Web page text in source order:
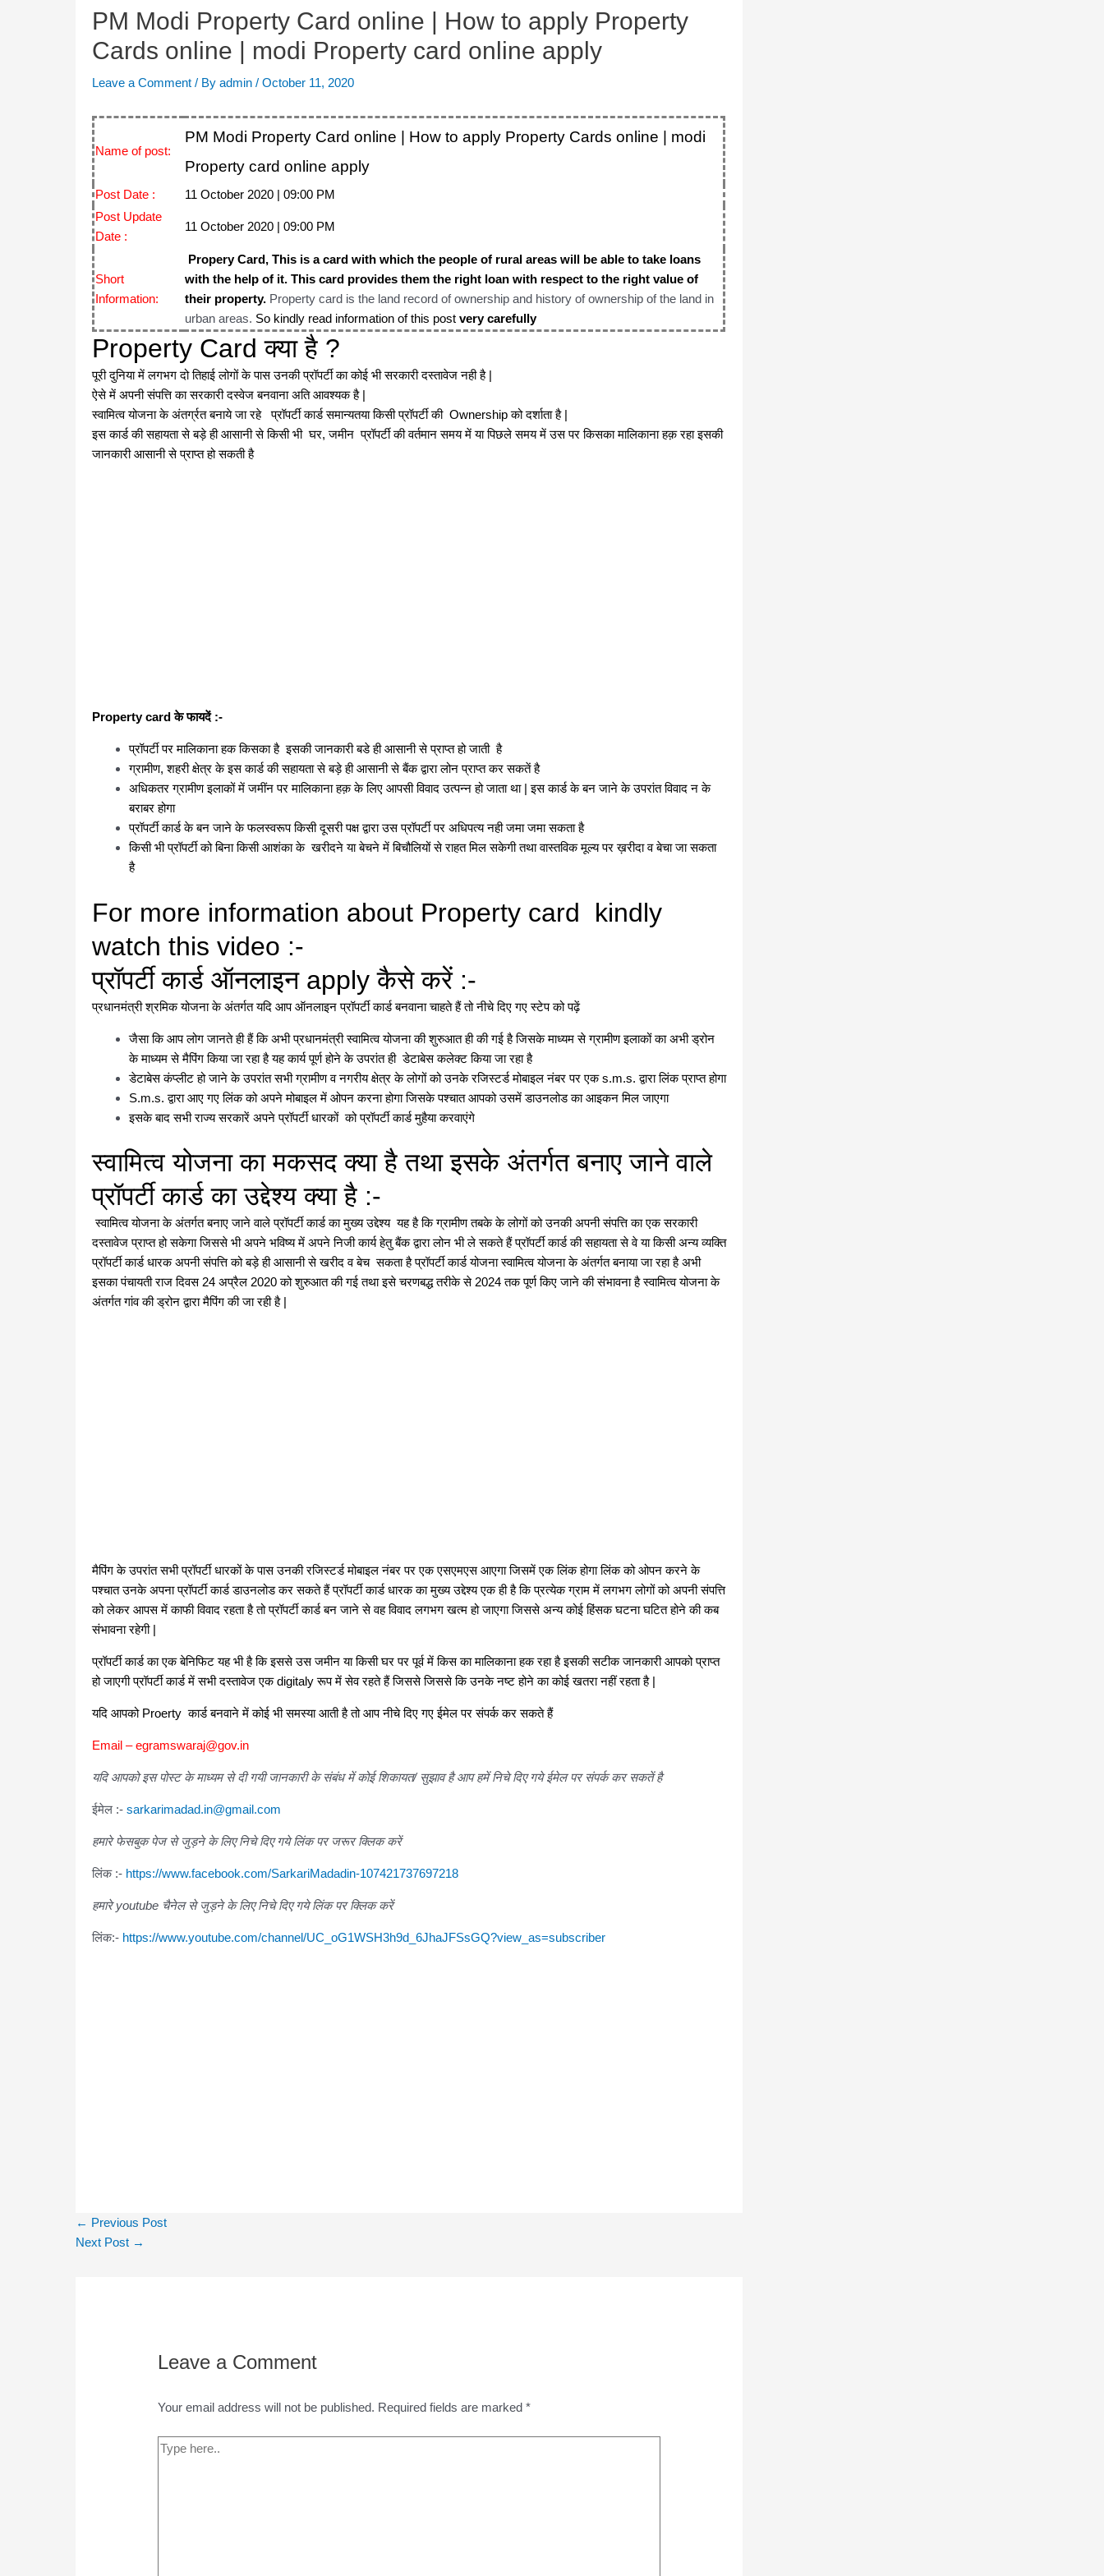
PM Modi Property Card online | How to apply Property
Cards online | modi Property card online apply
Leave a Comment / By admin / October 11, 2020
Name of post:
PM Modi Property Card online | How to apply Property Cards online | modi
Property card online apply
Post Date :
11 October 2020 | 09:00 PM
Post Update
Date :
11 October 2020 | 09:00 PM
Short
Information:
Propery Card, This is a card with which the people of rural areas will be able to take loans
with the help of it. This card provides them the right loan with respect to the right value of
their property. Property card is the land record of ownership and history ofownership of the land in
urban areas. So kindly read information of this post very carefully
Property Card क्या है ?
पूरी दुनिया में लगभग दो तिहाई लोगों के पास उनकी प्रॉपर्टी का कोई भी सरकारी दस्तावेज नही है |
ऐसे में अपनी संपत्ति का सरकारी दस्वेज बनवाना अति आवश्यक है |
स्वामित्व योजना के अंतर्ग्रत बनाये जा रहेप्रॉपर्टी कार्ड समान्यतया किसी प्रॉपर्टी की Ownership को दर्शाता है |
इस कार्ड की सहायता से बड़े ही आसानी से किसी भी घर, जमीन प्रॉपर्टी की वर्तमान समय में या पिछले समय में उस पर किसका मालिकाना हक़ रहा इसकी
जानकारी आसानी से प्राप्त हो सकती है
Property card के फायदें :-
प्रॉपर्टी पर मालिकाना हक किसका है इसकी जानकारी बडे ही आसानी से प्राप्त हो जाती है
ग्रामीण, शहरी क्षेत्र के इस कार्ड की सहायता से बड़े ही आसानी से बैंक द्वारा लोन प्राप्त कर सकतें है
अधिकतर ग्रामीण इलाकों में जमींन पर मालिकाना हक़ के लिए आपसी विवाद उत्पन्न हो जाता था | इस कार्ड के बन जाने के उपरांत विवाद न के
बराबर होगा
प्रॉपर्टी कार्ड के बन जाने के फलस्वरूप किसी दूसरी पक्ष द्वारा उस प्रॉपर्टी पर अधिपत्य नही जमा जमा सकता है
किसी भी प्रॉपर्टी को बिना किसी आशंका के खरीदने या बेचने में बिचौलियों से राहत मिल सकेगी तथा वास्तविक मूल्य पर ख़रीदा व बेचा जा सकता
है
For more information about Property card kindly
watch this video :-
प्रॉपर्टी कार्ड ऑनलाइन apply कैसे करें :-
प्रधानमंत्री श्रमिक योजना के अंतर्गत यदि आप ऑनलाइन प्रॉपर्टी कार्ड बनवाना चाहते हैं तो नीचे दिए गए स्टेप को पढ़ें
जैसा कि आप लोग जानते ही हैं कि अभी प्रधानमंत्री स्वामित्व योजना की शुरुआत ही की गई है जिसके माध्यम से ग्रामीण इलाकों का अभी ड्रोन
के माध्यम से मैपिंग किया जा रहा है यह कार्य पूर्ण होने के उपरांत ही डेटाबेस कलेक्ट किया जा रहा है
डेटाबेस कंप्लीट हो जाने के उपरांत सभी ग्रामीण व नगरीय क्षेत्र के लोगों को उनके रजिस्टर्ड मोबाइल नंबर पर एक s.m.s. द्वारा लिंक प्राप्त होगा
S.m.s. द्वारा आए गए लिंक को अपने मोबाइल में ओपन करना होगा जिसके पश्चात आपको उसमें डाउनलोड का आइकन मिल जाएगा
इसके बाद सभी राज्य सरकारें अपने प्रॉपर्टी धारकों को प्रॉपर्टी कार्ड मुहैया करवाएंगे
स्वामित्व योजना का मकसद क्या है तथा इसके अंतर्गत बनाए जाने वाले
प्रॉपर्टी कार्ड का उद्देश्य क्या है :-
स्वामित्व योजना के अंतर्गत बनाए जाने वाले प्रॉपर्टी कार्ड का मुख्य उद्देश्य यह है कि ग्रामीण तबके के लोगों को उनकी अपनी संपत्ति का एक सरकारी
दस्तावेज प्राप्त हो सकेगा जिससे भी अपने भविष्य में अपने निजी कार्य हेतु बैंक द्वारा लोन भी ले सकते हैं प्रॉपर्टी कार्ड की सहायता से वे या किसी अन्य व्यक्ति
प्रॉपर्टी कार्ड धारक अपनी संपत्ति को बड़े ही आसानी से खरीद व बेच सकता है प्रॉपर्टी कार्ड योजना स्वामित्व योजना के अंतर्गत बनाया जा रहा है अभी
इसका पंचायती राज दिवस 24 अप्रैल 2020 को शुरुआत की गई तथा इसे चरणबद्ध तरीके से 2024 तक पूर्ण किए जाने की संभावना है स्वामित्व योजना के
अंतर्गत गांव की ड्रोन द्वारा मैपिंग की जा रही है |
मैपिंग के उपरांत सभी प्रॉपर्टी धारकों के पास उनकी रजिस्टर्ड मोबाइल नंबर पर एक एसएमएस आएगा जिसमें एक लिंक होगा लिंक को ओपन करने के
पश्चात उनके अपना प्रॉपर्टी कार्ड डाउनलोड कर सकते हैं प्रॉपर्टी कार्ड धारक का मुख्य उद्देश्य एक ही है कि प्रत्येक ग्राम में लगभग लोगों को अपनी संपत्ति
को लेकर आपस में काफी विवाद रहता है तो प्रॉपर्टी कार्ड बन जाने से वह विवाद लगभग खत्म हो जाएगा जिससे अन्य कोई हिंसक घटना घटित होने की कब
संभावना रहेगी |
प्रॉपर्टी कार्ड का एक बेनिफिट यह भी है कि इससे उस जमीन या किसी घर पर पूर्व में किस का मालिकाना हक रहा है इसकी सटीक जानकारी आपको प्राप्त
हो जाएगी प्रॉपर्टी कार्ड में सभी दस्तावेज एक digitaly रूप में सेव रहते हैं जिससे जिससे कि उनके नष्ट होने का कोई खतरा नहीं रहता है |
यदि आपको Proerty कार्ड बनवाने में कोई भी समस्या आती है तो आप नीचे दिए गए ईमेल पर संपर्क कर सकते हैं
Email – egramswaraj@gov.in
यदि आपको इस पोस्ट के माध्यम से दी गयी जानकारी के संबंध में कोई शिकायत/ सुझाव है आप हमें निचे दिए गये ईमेल पर संपर्क कर सकतें है
ईमेल :- sarkarimadad.in@gmail.com
हमारे फेसबुक पेज से जुड़ने के लिए निचे दिए गये लिंक पर जरूर क्लिक करें
लिंक :- https://www.facebook.com/SarkariMadadin-107421737697218
हमारे youtube चैनेल से जुड़ने के लिए निचे दिए गये लिंक पर क्लिक करें
लिंक:- https://www.youtube.com/channel/UC_oG1WSH3h9d_6JhaJFSsGQ?view_as=subscriber
← Previous Post
Next Post →
Leave a Comment
Your email address will not be published. Required fields are marked*